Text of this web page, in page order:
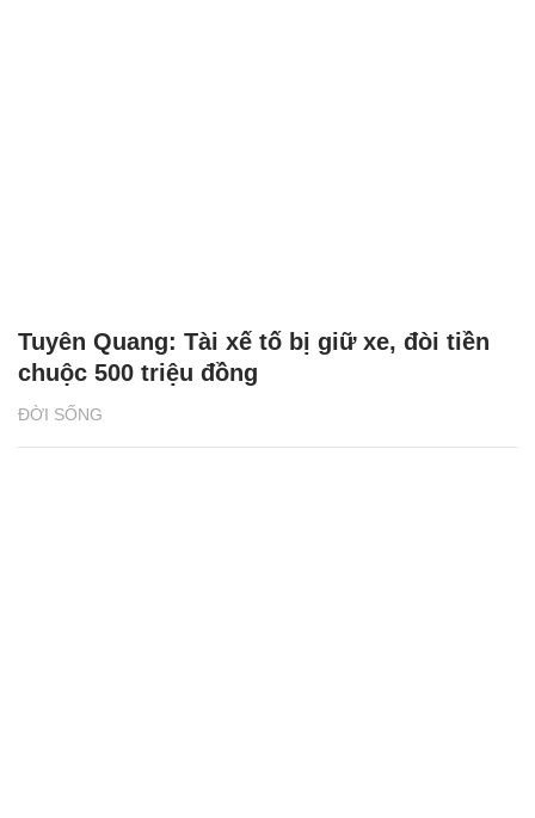
ĐỜI SỐNG
Tuyên Quang: Tài xế tố bị giữ xe, đòi tiền
chuộc 500 triệu đồng